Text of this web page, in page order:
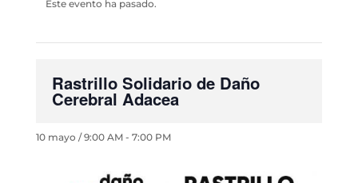
Este evento ha pasado.
Rastrillo Solidario de Daño
Cerebral Adacea
10 mayo / 9:00 AM- 7:00 PM